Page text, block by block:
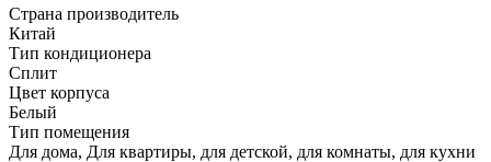
Страна производитель
Китай
Тип кондиционера
Сплит
Цвет корпуса
Белый
Тип помещения
Для дома, Для квартиры, для детской, для комнаты, для кухни